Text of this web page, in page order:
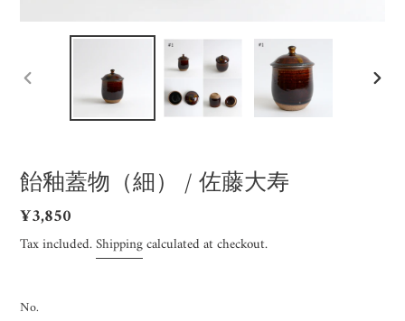
PREVIOUS
飴釉蓋物（細） / 佐藤大寿
Regular
price
¥3,850
Tax included.Shippingcalculated at checkout.
No.